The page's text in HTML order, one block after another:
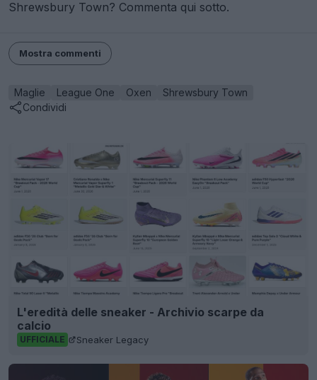
Shrewsbury Town? Commenta qui sotto.
Mostra commenti
Maglie League One Oxen
Shrewsbury Town
Condividi
L'eredità delle sneaker - Archivio scarpe da
calcio
UFFICIALE Sneaker Legacy